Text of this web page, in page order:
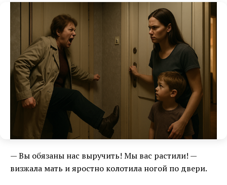
— Вы обязаны нас выручить! Мы вас растили! —
визжала мать и яростно колотила ногой по двери.